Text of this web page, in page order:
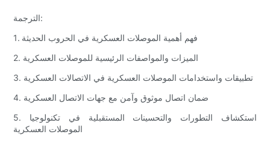
الترجمة:
1. فهم أهمية الموصلات العسكرية في الحروب الحديثة
2. الميزات والمواصفات الرئيسية للموصلات العسكرية
3. تطبيقات واستخدامات الموصلات العسكرية في الاتصالات العسكرية
4. ضمان اتصال موثوق وآمن مع جهات الاتصال العسكرية
5. استكشاف التطورات والتحسينات المستقبلية في تكنولوجيا
الموصلات العسكرية